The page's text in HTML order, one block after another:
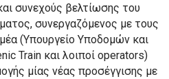
συνεχούς βελτίωσης του
συνεργαζόμενος με τους
(Υπουργείο Υποδομών και
Train και λοιποί operators)
μίας νέας προσέγγισης με